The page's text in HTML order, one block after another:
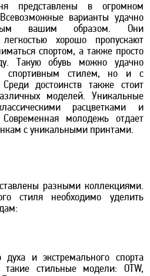
представлены в огромном
варианты удачно
вашим образом. Они
легкостью хорошо пропускают
спортом, а также просто
Такую обувь можно удачно
спортивным стилем, но и с
достоинств также стоит
моделей. Уникальные
расцветками и
молодежь отдает
с уникальными принтами.
разными коллекциями.
стиля необходимо уделить
духа и экстремального спорта
такие стильные модели: OTW,